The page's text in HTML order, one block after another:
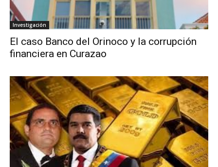
Investigación
El caso Banco del Orinoco y la corrupción
financiera en Curazao